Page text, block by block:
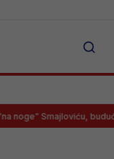
Smajloviću, budući Zmaj